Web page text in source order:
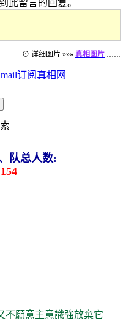
此留言的回复。
⊙ 详细图片 »»» 真相图片 ……
队总人数:
不願意主意識強放棄它